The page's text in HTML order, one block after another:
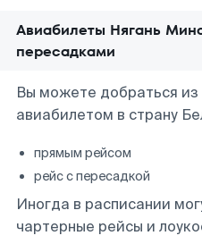
Авиабилеты Нягань
пересадками
Вы можете добраться
авиабилетом в страну
прямым рейсом
рейс с пересадкой
Иногда в расписании
чартерные рейсы и